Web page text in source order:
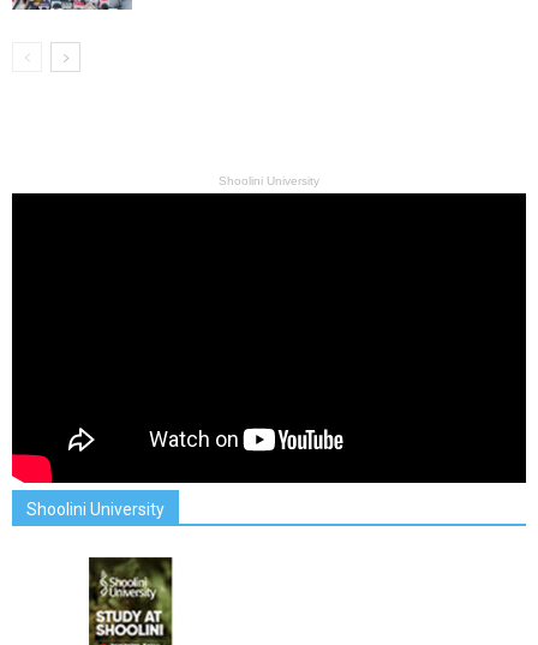
Shoolini University
Shoolini University